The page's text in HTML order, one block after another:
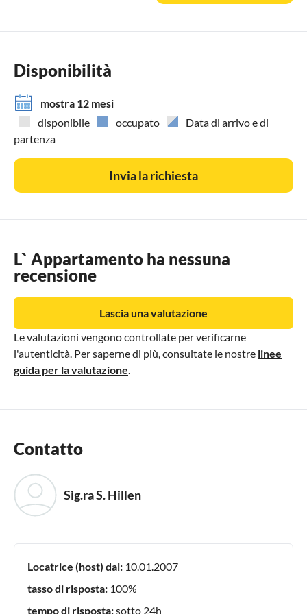
Disponibilità
mostra 12 mesi
disponibile
occupato
Data di arrivo e di
partenza
Invia la richiesta
L` Appartamento ha nessuna
recensione
Le valutazioni vengono controllate per verificarne
l'autenticità. Per saperne di più, consultate le nostre linee
guida per la valutazione
Lascia una valutazione
Contatto
Sig.ra S. Hillen
Locatrice (host) dal: 10.01.2007
tasso di risposta: 100%
tempo di risposta:sotto 24h